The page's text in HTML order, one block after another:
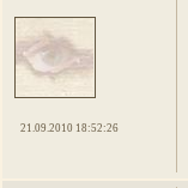
21.09.2010 18:52:26